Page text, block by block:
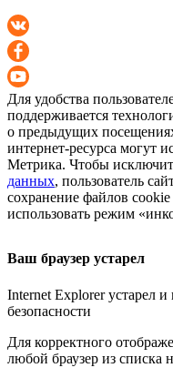
Для удобства
поддерживается
о предыдущих
интернет-ресурса могут
Метрика. Чтобы
данных, пользователь
сохранение файлов
использовать режим
Ваш браузер устарел
Internet Explorer устарел и
безопасности
Для корректного
любой браузер из списка